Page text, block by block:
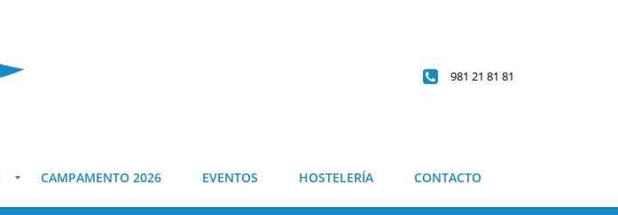
981 21 81 81
CAMPAMENTO 2026 EVENTOS HOSTELERÍA CONTACTO